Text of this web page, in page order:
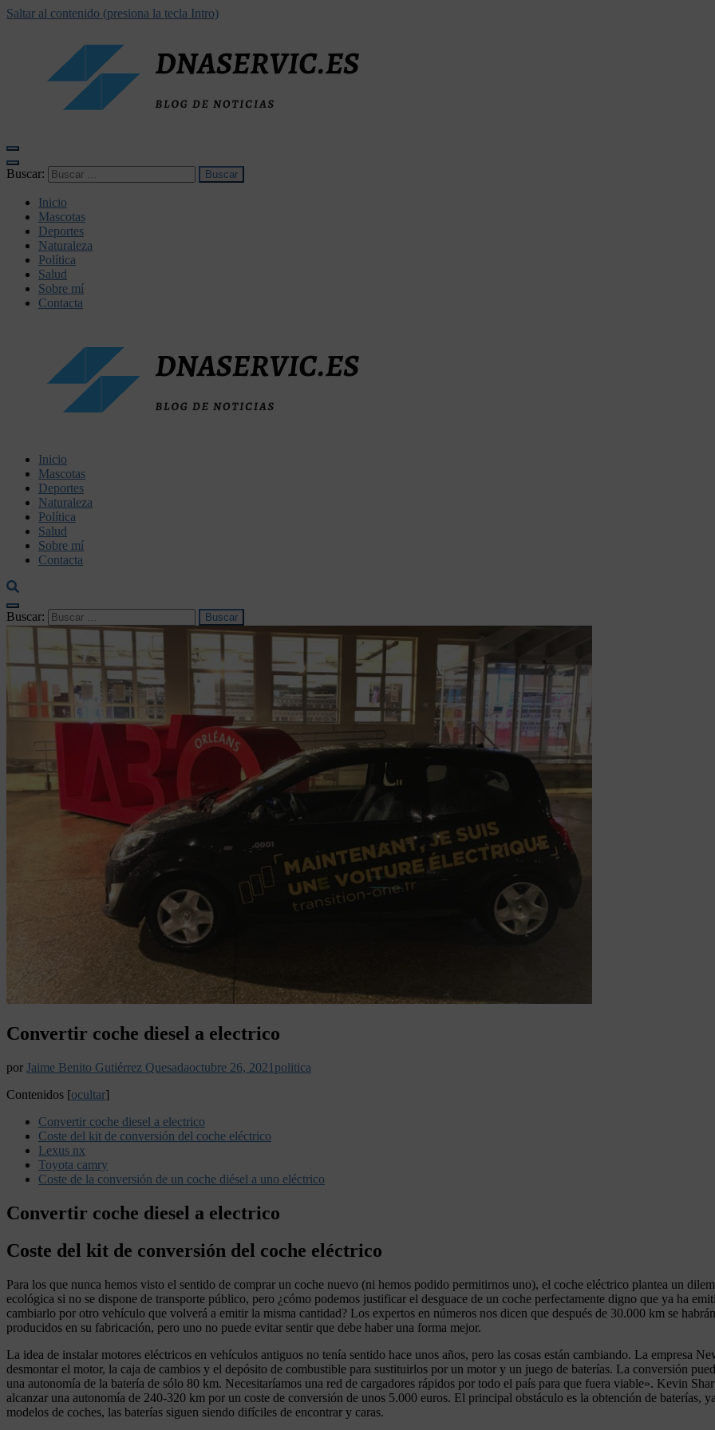
Saltar al contenido (presiona la tecla Intro)
Buscar:
Inicio
Mascotas
Deportes
Naturaleza
Política
Salud
Sobre mí
Contacta
dnaservic.es
Inicio
Mascotas
Deportes
Naturaleza
Política
Salud
Sobre mí
Contacta
Buscar:
Convertir coche diesel a electrico
por Jaime Benito Gutiérrez Quesadaoctubre 26, 2021 politica
Contenidos [ocultar]
Convertir coche diesel a electrico
Coste del kit de conversión del coche eléctrico
Lexus nx
Toyota camry
Coste de la conversión de un coche diésel a uno eléctrico
Convertir coche diesel a electrico
Coste del kit de conversión del coche eléctrico
Para los que nunca hemos visto el sentido de comprar un coche nuevo (ni hemos podido permitirnos uno), el coche eléctrico plantea un
ecológica si no se dispone de transporte público, pero ¿cómo podemos justificar el desguace de un coche perfectamente digno que ya ha
cambiarlo por otro vehículo que volverá a emitir la misma cantidad? Los expertos en números nos dicen que después de 30.000 km se
producidos en su fabricación, pero uno no puede evitar sentir que debe haber una forma mejor.
La idea de instalar motores eléctricos en vehículos antiguos no tenía sentido hace unos años, pero las cosas están cambiando. La empresa
desmontar el motor, la caja de cambios y el depósito de combustible para sustituirlos por un motor y un juego de baterías. La conversión
una autonomía de la batería de sólo 80 km. Necesitaríamos una red de cargadores rápidos por todo el país para que fuera viable». Kevin
alcanzar una autonomía de 240-320 km por un coste de conversión de unos 5.000 euros. El principal obstáculo es la obtención de baterías,
modelos de coches, las baterías siguen siendo difíciles de encontrar y caras.